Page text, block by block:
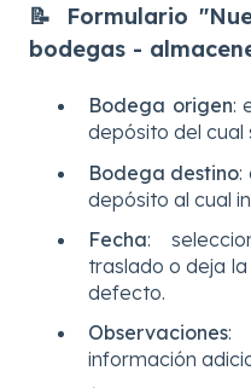
📝 Formulario
bodegas -
Bodega origen:
depósito del cual
Bodega destino:
depósito al cual
Fecha:
traslado o deja
defecto.
Observaciones:
información